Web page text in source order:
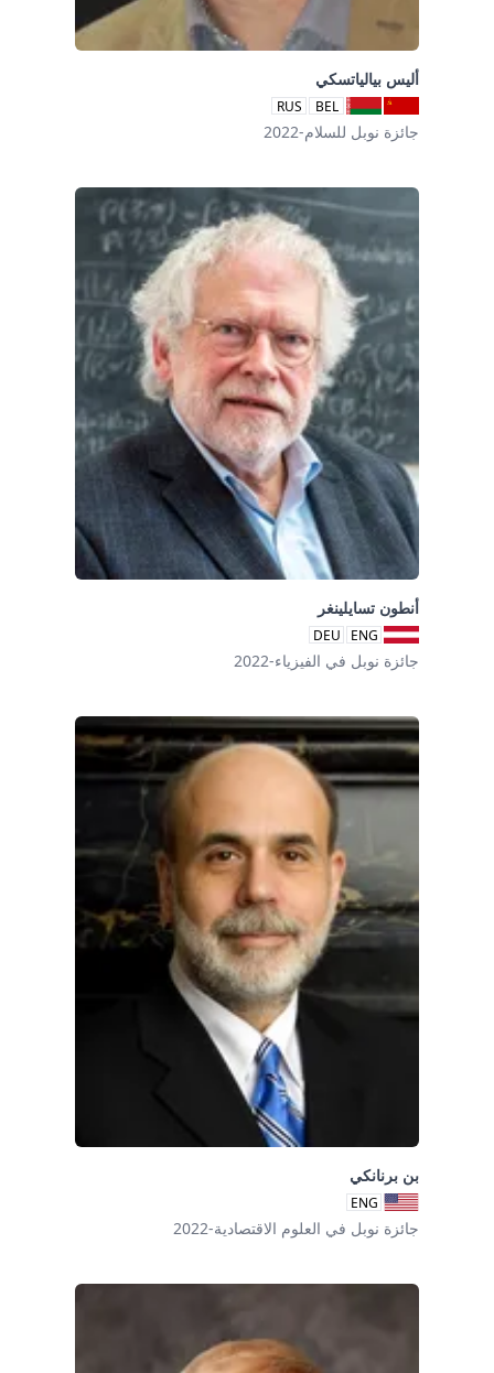
أليس بيالياتسكي
BEL
RUS
جائزة نوبل للسلام-2022
أنطون تسايلينغر
ENG
DEU
جائزة نوبل في الفيزياء-2022
بن برنانكي
ENG
جائزة نوبل في العلوم الاقتصادية-2022